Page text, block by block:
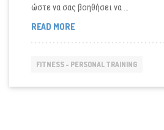
ώστε να σας βοηθήσει να …
READ MOREΠΩΣ
ΈΝΑΝ
FITNESS - PERSONAL TRAINING